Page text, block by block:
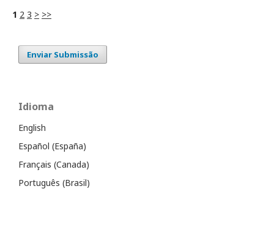
1 2 3 > >>
Enviar Submissão
Idioma
English
Español (España)
Français (Canada)
Português (Brasil)